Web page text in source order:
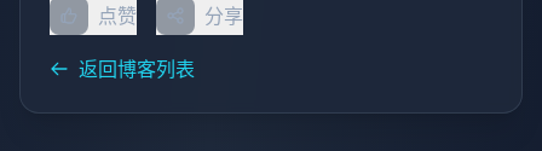
点赞
分享
返回博客列表